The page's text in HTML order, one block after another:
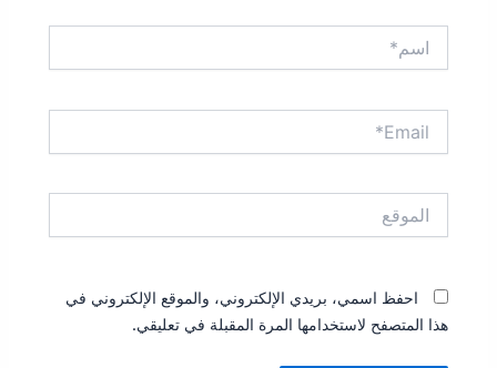
احفظ اسمي، بريدي الإلكتروني، والموقع الإلكتروني في
هذا المتصفح لاستخدامها المرة المقبلة في تعليقي.